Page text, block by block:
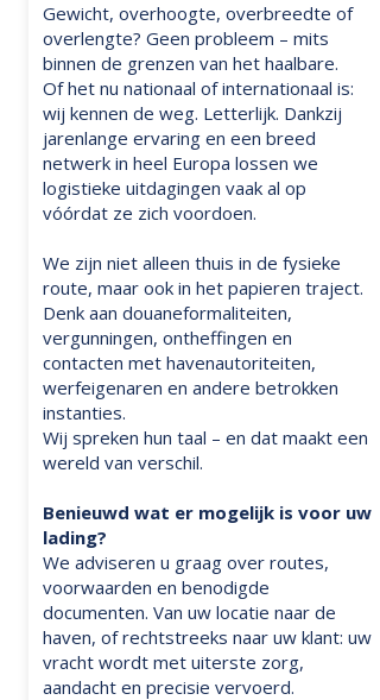
Gewicht, overhoogte, overbreedte of
overlengte? Geen probleem – mits
binnen de grenzen van het haalbare.
Of het nu nationaal of internationaal is:
wij kennen de weg. Letterlijk. Dankzij
jarenlange ervaring en een breed
netwerk in heel Europa lossen we
logistieke uitdagingen vaak al op
vóórdat ze zich voordoen.
We zijn niet alleen thuis in de fysieke
route, maar ook in het papieren traject.
Denk aan douaneformaliteiten,
vergunningen, ontheffingen en
contacten met havenautoriteiten,
werfeigenaren en andere betrokken
instanties.
Wij spreken hun taal – en dat maakt een
wereld van verschil.
Benieuwd wat er mogelijk is voor uw
lading?
We adviseren u graag over routes,
voorwaarden en benodigde
documenten. Van uw locatie naar de
haven, of rechtstreeks naar uw klant: uw
vracht wordt met uiterste zorg,
aandacht en precisie vervoerd.